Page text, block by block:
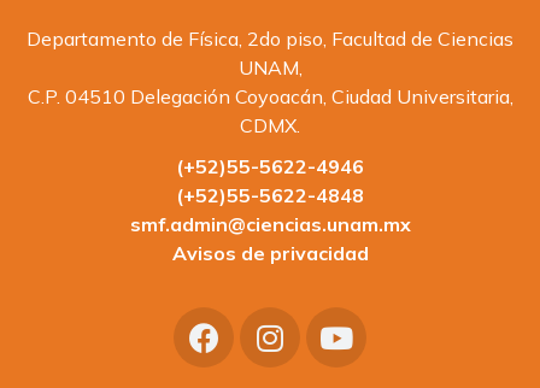
Departamento de Física, 2do piso, Facultad de Ciencias
UNAM,
C.P. 04510 Delegación Coyoacán, Ciudad Universitaria,
CDMX.
(+52)55-5622-4946
(+52)55-5622-4848
smf.admin@ciencias.unam.mx
Avisos de privacidad